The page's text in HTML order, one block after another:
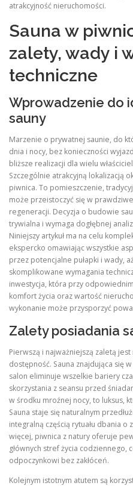
atrakcyjność nieruchomości.
Sauna w
zalety, wady i
techniczne
Wprowadzenie do
sauny
Marzenie o prywatnej saunie, do
dnia i nocy, bez konieczności
bliższe realizacji dla wielu
Szczególnie atrakcyjną lokalizacją
piwnica. To pomieszczenie,
może przeistoczyć się w
regeneracji. Decyzja o budowie
trywialna i wymaga dogłębnej
Niniejszy artykuł ma na celu
ekspercko omawiając wszystkie
przez potencjalne pułapki i wady,
skomplikowane wymagania
inwestycja, która przy
komfort życia oraz wartość
wykonanie może przysporzyć
Zalety posiadania
Pierwszą i najważniejszą zaletą
dostępność. Sauna znajdująca się
salon eliminuje wszelkie bariery
skorzystania z seansu przed
w środku mroźnej nocy, to luksus,
Sauna staje się naturalnym
integralną częścią rytuału dbania
więcej, piwnica z natury oferuje
głównych stref życia
odpoczynkowi bez zakłóceń.
Kolejnym istotnym atutem są